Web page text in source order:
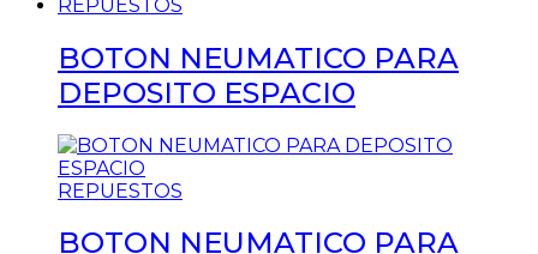
REPUESTOS
BOTON NEUMATICO PARA
DEPOSITO ESPACIO
REPUESTOS
BOTON NEUMATICO PARA